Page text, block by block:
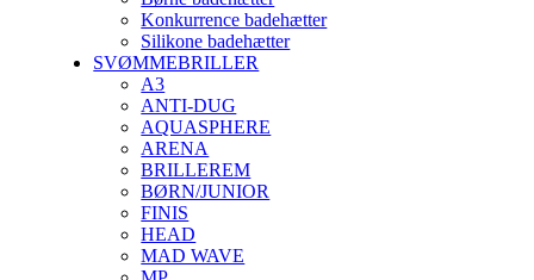
Konkurrence badehætter
Silikone badehætter
SVØMMEBRILLER
A3
ANTI-DUG
AQUASPHERE
ARENA
BRILLEREM
BØRN/JUNIOR
FINIS
HEAD
MAD WAVE